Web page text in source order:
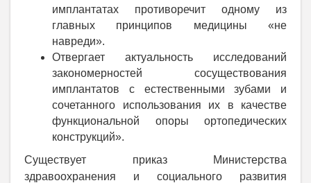
имплантатах противоречит одному из
главных принципов медицины «не
навреди».
Отвергает актуальность исследований
закономерностей сосуществования
имплантатов с естественными зубами и
сочетанного использования их в качестве
функциональной опоры ортопедических
конструкций».
Существует приказ Министерства
здравоохранения и социального развития